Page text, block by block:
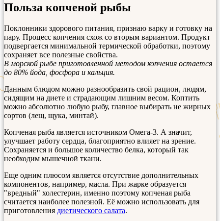
Польза копченой рыбы
Поклонники здорового питания, признаю варку и готовку на
пару. Процесс копчения схож со вторым вариантом. Продукт
подвергается минимальной термической обработки, поэтому
сохраняет все полезные свойства.
В морской рыбе приготовленной методом копчения остается
до 80% йода, фосфора и кальция.
Данным блюдом можно разнообразить свой рацион, людям,
сидящим на диете и страдающим лишним весом. Коптить
можно абсолютно любую рыбу, главное выбирать не жирных
сортов (лещ, щука, минтай).
Копченая рыба является источником Омега-3. А значит,
улучшает работу сердца, благоприятно влияет на зрение.
Сохраняется и большое количество белка, который так
необходим мышечной ткани.
Еще одним плюсом является отсутствие дополнительных
компонентов, например, масла. При жарке образуется
"вредный" холестерин, именно поэтому копченая рыба
считается наиболее полезной. Её можно использовать для
приготовления диетического салата.